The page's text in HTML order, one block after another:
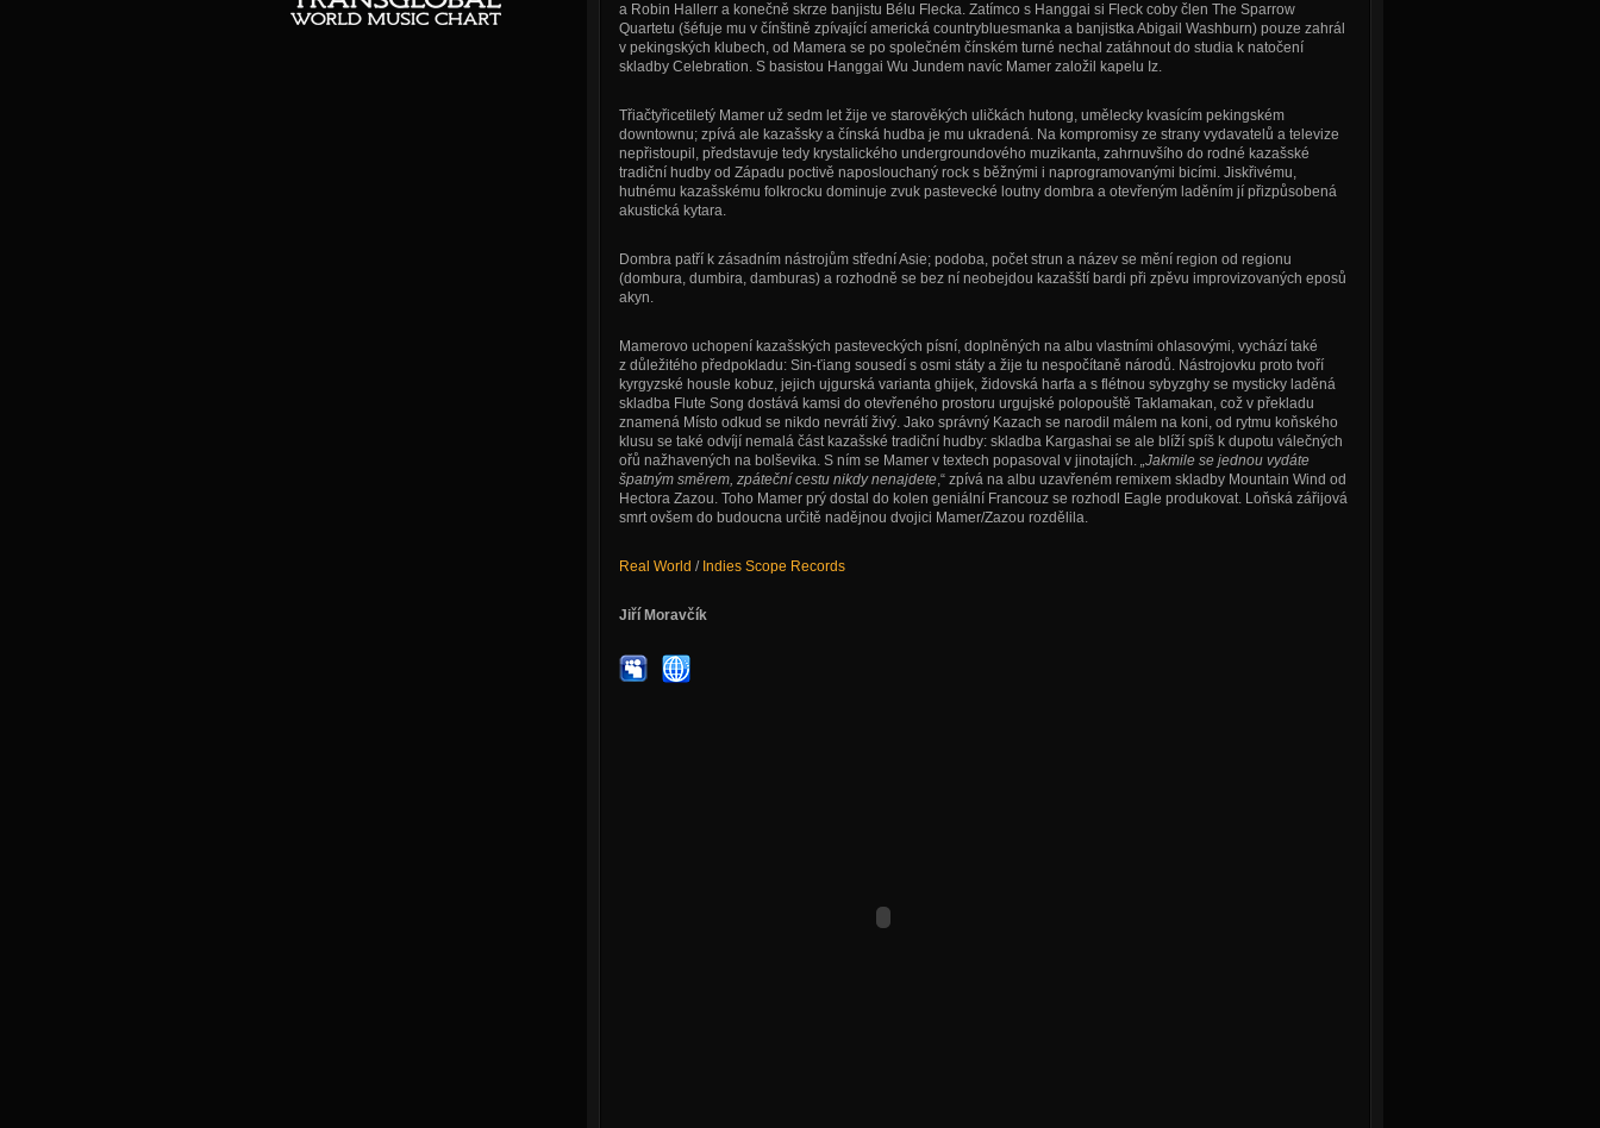
a Robin Hallerr a konečně skrze banjistu Bélu Flecka. Zatímco s Hanggai si Fleck coby člen The Sparrow
Quartetu (šéfuje mu v čínštině zpívající americká countrybluesmanka a banjistka Abigail Washburn) pouze zahrál
v pekingských klubech, od Mamera se po společném čínském turné nechal zatáhnout do studia k natočení
skladby Celebration. S basistou Hanggai Wu Jundem navíc Mamer založil kapelu Iz.
Třiačtyřicetiletý Mamer už sedm let žije ve starověkých uličkách hutong, umělecky kvasícím pekingském
downtownu; zpívá ale kazašsky a čínská hudba je mu ukradená. Na kompromisy ze strany vydavatelů a televize
nepřistoupil, představuje tedy krystalického undergroundového muzikanta, zahrnuvšího do rodné kazašské
tradiční hudby od Západu poctivě naposlouchaný rock s běžnými i naprogramovanými bicími. Jiskřivému,
hutnému kazašskému folkrocku dominuje zvuk pastevecké loutny dombra a otevřeným laděním jí přizpůsobená
akustická kytara.
Dombra patří k zásadním nástrojům střední Asie; podoba, počet strun a název se mění region od regionu
(dombura, dumbira, damburas) a rozhodně se bez ní neobejdou kazašští bardi při zpěvu improvizovaných eposů
akyn.
Mamerovo uchopení kazašských pasteveckých písní, doplněných na albu vlastními ohlasovými, vychází také
z důležitého předpokladu: Sin-ťiang sousedí s osmi státy a žije tu nespočítaně národů. Nástrojovku proto tvoří
kyrgyzské housle kobuz, jejich ujgurská varianta ghijek, židovská harfa a s flétnou sybyzghy se mysticky laděná
skladba Flute Song dostává kamsi do otevřeného prostoru urgujské polopouště Taklamakan, což v překladu
znamená Místo odkud se nikdo nevrátí živý. Jako správný Kazach se narodil málem na koni, od rytmu koňského
klusu se také odvíjí nemalá část kazašské tradiční hudby: skladba Kargashai se ale blíží spíš k dupotu válečných
ořů nažhavených na bolševika. S ním se Mamer v textech popasoval v jinotajích. „Jakmile se jednou vydáte
špatným směrem, zpáteční cestu nikdy nenajdete,“ zpívá na albu uzavřeném remixem skladby Mountain Wind od
Hectora Zazou. Toho Mamer prý dostal do kolen geniální Francouz se rozhodl Eagle produkovat. Loňská zářijová
smrt ovšem do budoucna určitě nadějnou dvojici Mamer/Zazou rozdělila.
Real World / Indies Scope Records
Jiří Moravčík